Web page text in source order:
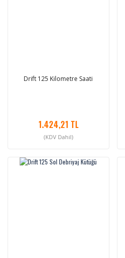
Drift 125 Kilometre Saati
1.424,21 TL
(KDV Dahil)